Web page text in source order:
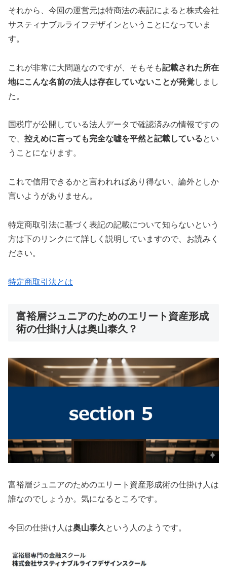
それから、今回の運営元は特商法の表記によると株式会社
サスティナブルライフデザインということになっていま
す。
これが非常に大問題なのですが、そもそも記載された所在
地にこんな名前の法人は存在していないことが発覚しまし
た。
国税庁が公開している法人データで確認済みの情報ですの
で、 控えめに言っても完全な嘘を平然と記載しているとい
うことになります。
これで信用できるかと言われればあり得ない、論外としか
言いようがありません。
特定商取引法に基づく表記の記載について知らないという
方は下のリンクにて詳しく説明していますので、お読みく
ださい。
特定商取引法とは
富裕層ジュニアのためのエリート資産形成
術の仕掛け人は奥山泰久？
富裕層ジュニアのためのエリート資産形成術の仕掛け人は
誰なのでしょうか。気になるところです。
今回の仕掛け人は奥山泰久 という人のようです。